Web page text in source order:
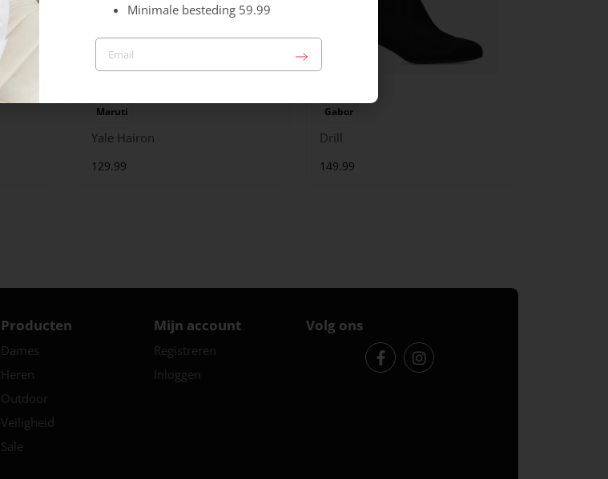
Maruti
Yale Hairon
129.99
Gabor
Drill
149.99
Producten
Dames
Heren
Outdoor
Veiligheid
Sale
Mijn account
Registreren
Inloggen
Volg ons
Minimale besteding 59.99